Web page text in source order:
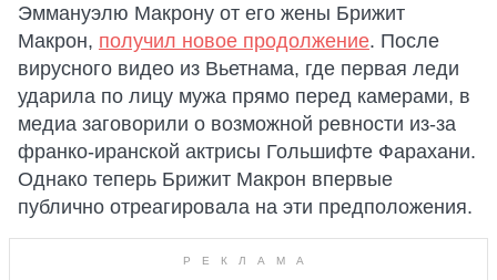
Эммануэлю Макрону от его жены Брижит
Макрон, получил новое продолжение. После
вирусного видео из Вьетнама, где первая леди
ударила по лицу мужа прямо перед камерами, в
медиа заговорили о возможной ревности из-за
франко-иранской актрисы Гольшифте Фарахани.
Однако теперь Брижит Макрон впервые
публично отреагировала на эти предположения.